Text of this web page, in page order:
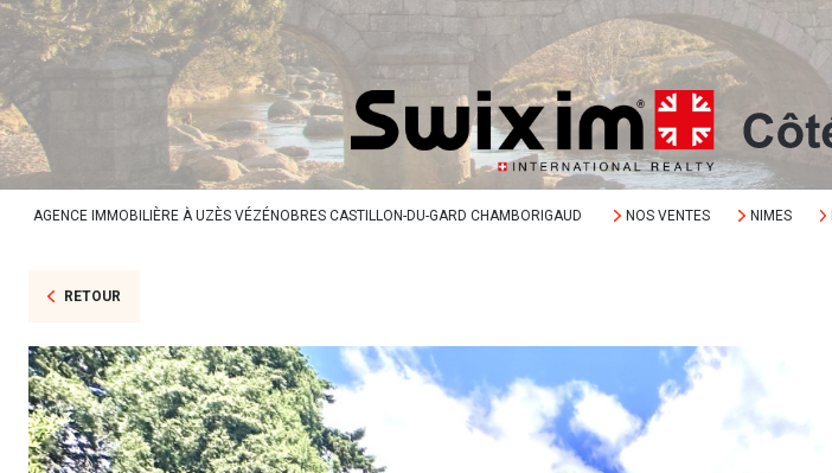
AGENCE IMMOBILIÈRE À UZÈS VÉZÉNOBRES CASTILLON-DU-GARD CHAMBORIGAUD NOS VENTES NIMES
RETOUR